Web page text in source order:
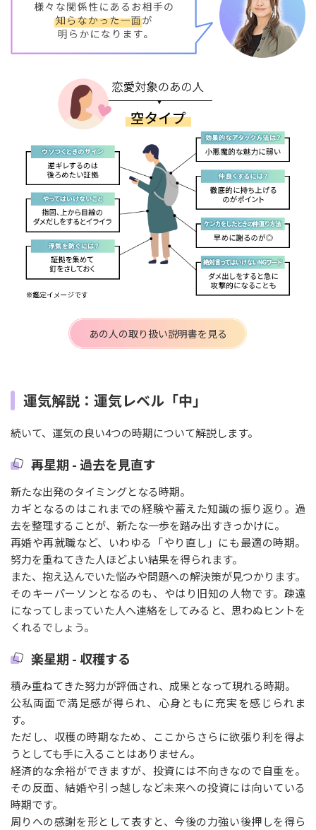
あの人の取り扱い説明書を見る
運気解説：運気レベル「中」
続いて、運気の良い4つの時期について解説します。
再星期 - 過去を見直す
新たな出発のタイミングとなる時期。
カギとなるのはこれまでの経験や蓄えた知識の振り返り。過
去を整理することが、新たな一歩を踏み出すきっかけに。
再婚や再就職など、いわゆる「やり直し」にも最適の時期。
努力を重ねてきた人ほどよい結果を得られます。
また、抱え込んでいた悩みや問題への解決策が見つかります。
そのキーパーソンとなるのも、やはり旧知の人物です。疎遠
になってしまっていた人へ連絡をしてみると、思わぬヒントを
くれるでしょう。
楽星期 - 収穫する
積み重ねてきた努力が評価され、成果となって現れる時期。
公私両面で満足感が得られ、心身ともに充実を感じられま
す。
ただし、収穫の時期なため、ここからさらに欲張り利を得よ
うとしても手に入ることはありません。
経済的な余裕ができますが、投資には不向きなので自重を。
その反面、結婚や引っ越しなど未来への投資には向いている
時期です。
周りへの感謝を形として表すと、今後の力強い後押しを得ら